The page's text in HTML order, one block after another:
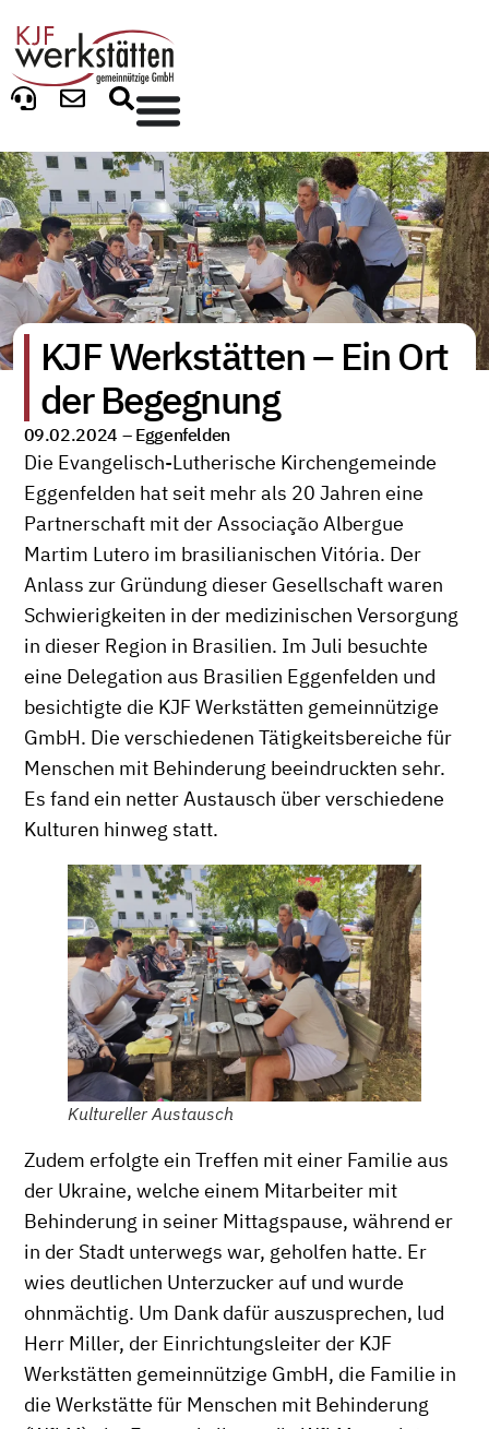
KJF Werkstätten – Ein Ort
der Begegnung
09.02.2024 – Eggenfelden
Die Evangelisch-Lutherische Kirchengemeinde
Eggenfelden hat seit mehr als 20 Jahren eine
Partnerschaft mit der Associação Albergue
Martim Lutero im brasilianischen Vitória. Der
Anlass zur Gründung dieser Gesellschaft waren
Schwierigkeiten in der medizinischen Versorgung
in dieser Region in Brasilien. Im Juli besuchte
eine Delegation aus Brasilien Eggenfelden und
besichtigte die KJF Werkstätten gemeinnützige
GmbH. Die verschiedenen Tätigkeitsbereiche für
Menschen mit Behinderung beeindruckten sehr.
Es fand ein netter Austausch über verschiedene
Kulturen hinweg statt.
Kultureller Austausch
Zudem erfolgte ein Treffen mit einer Familie aus
der Ukraine, welche einem Mitarbeiter mit
Behinderung in seiner Mittagspause, während er
in der Stadt unterwegs war, geholfen hatte. Er
wies deutlichen Unterzucker auf und wurde
ohnmächtig. Um Dank dafür auszusprechen, lud
Herr Miller, der Einrichtungsleiter der KJF
Werkstätten gemeinnützige GmbH, die Familie in
die Werkstätte für Menschen mit Behinderung